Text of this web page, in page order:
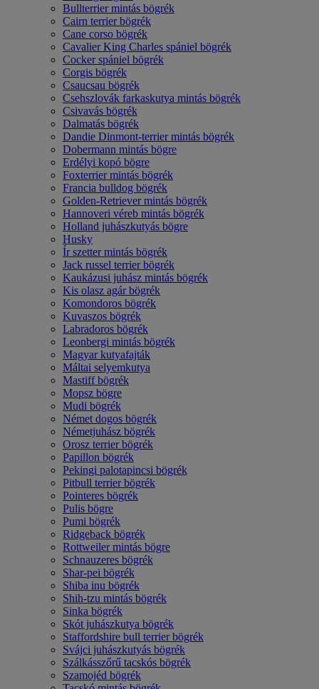
Bullterrier mintás bögrék
Cairn terrier bögrék
Cane corso bögrék
Cavalier King Charles spániel bögrék
Cocker spániel bögrék
Corgis bögrék
Csaucsau bögrék
Csehszlovák farkaskutya mintás bögrék
Csivavás bögrék
Dalmatás bögrék
Dandie Dinmont-terrier mintás bögrék
Dobermann mintás bögre
Erdélyi kopó bögre
Foxterrier mintás bögrék
Francia bulldog bögrék
Golden-Retriever mintás bögrék
Hannoveri véreb mintás bögrék
Holland juhászkutyás bögre
Husky
Ír szetter mintás bögrék
Jack russel terrier bögrék
Kaukázusi juhász mintás bögrék
Kis olasz agár bögrék
Komondoros bögrék
Kuvaszos bögrék
Labradoros bögrék
Leonbergi mintás bögrék
Magyar kutyafajták
Máltai selyemkutya
Mastiff bögrék
Mopsz bögre
Mudi bögrék
Német dogos bögrék
Németjuhász bögrék
Orosz terrier bögrék
Papillon bögrék
Pekingi palotapincsi bögrék
Pitbull terrier bögrék
Pointeres bögrék
Pulis bögre
Pumi bögrék
Ridgeback bögrék
Rottweiler mintás bögre
Schnauzeres bögrék
Shar-pei bögrék
Shiba inu bögrék
Shih-tzu mintás bögrék
Sinka bögrék
Skót juhászkutya bögrék
Staffordshire bull terrier bögrék
Svájci juhászkutyás bögrék
Szálkásszőrű tacskós bögrék
Szamojéd bögrék